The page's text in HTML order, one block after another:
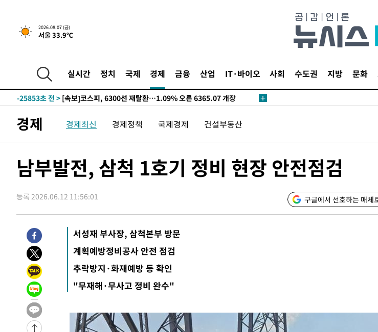
2026.08.07 (금)
서울 33.9℃
실시간 정치 국제 경제 금융 산업 IT·바이오 사회 수도권 지방 문화
-26467초 전 >[속보]경찰·노동부, HL만도 평택사업장 끼임 사망 관련 압수수색
-26348초 전 >[속보]합수본, '투표율 허위 입력' 중앙·서울·경기도 선관위 등 9곳
-25899초 전 >
[속보]삼성전자·SK하이닉스 동반 강보합…1%대 상승 출발
-25885초 전 >
-25853초 전 > [속보]코스피, 6300선 재탈환…1.09% 오른 6365.07 개장
태
-22316초 전 >
입추에도 극한더위…서울 낮 39도 '폭염중대경보'
-17280초 전 >이란, 호르무즈서 "적국 목표물들"과 대치로 남부 케슘섬에서 두차
발효
-14146초 전 >[속보]트럼프, 美 원정출산 금지 행정명령 서명
-29530초 전 >민주 콩고 에볼라환자 4천명 돌파, 4053명 발생 1850명 사망
-28780초 전 >[속보]'300억원대 사기 혐의' 차가원 대표 구속 송치
-27974초 전 >
"미 전국적 살모네라 식중독 원인은 멕시코산 할라피뇨"-- CDC
-26487초 전 >
[속보]경찰·노동부, HL만도 평택사업장 끼임 사망 관련 압수수색
-26368초 전 >
[속보]합수본, '투표율 허위 입력' 중앙·서울·경기도 선관위 등 9곳
압수수색
-26123초 전 >
[속보]원·달러 환율, 오전 9시 1423.8원
-25919초 전 >
[속보]삼성전자·SK하이닉스 동반 강보합…1%대 상승 출발
-25905초 전 >
-25873초 전 >
[속보]코스피, 6300선 재탈환…1.09% 오른 6365.07 개장
-23038초 전 >
시리아 다마스쿠스 교외에서 미니버스 폭발.. 14명 부상, 3명은 중
경제 경제최신 경제정책 국제경제 건설부동산
남부발전, 삼척 1호기 정비 현장 안전점검
등록 2026.06.12 11:56:01 구글에서 선호하는 매체
서성재 부사장, 삼척본부 방문
계획예방정비공사 안전 점검
추락방지·화재예방 등 확인
"무재해·무사고 정비 완수"